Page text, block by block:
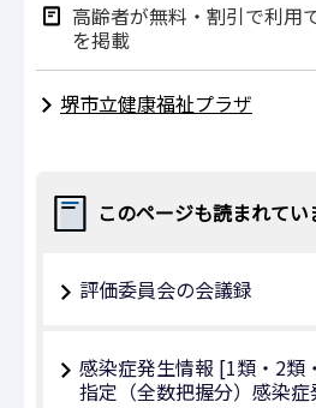
高齢者が無料・割引で利用
を掲載
堺市立健康福祉プラザ
このページも読まれてい
評価委員会の会議録
感染症発生情報 [1類・2類
指定（全数把握分）感染